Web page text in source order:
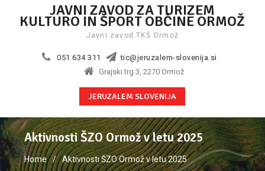
JAVNI ZAVOD ZA TURIZEM
KULTURO IN ŠPORT OBČINE ORMOŽ
Javni zavod TKŠ Ormož
051 634 311
tic@jeruzalem-slovenija.si
Grajski trg 3, 2270 Ormož
JERUZALEM SLOVENIJA
Aktivnosti ŠZO Ormož v letu 2025
Home Aktivnosti ŠZO Ormož v letu 2025